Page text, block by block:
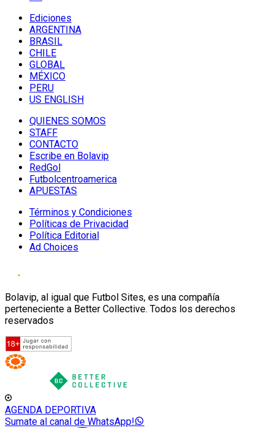
Ediciones
ARGENTINA
BRASIL
CHILE
GLOBAL
MÉXICO
PERU
US ENGLISH
QUIENES SOMOS
STAFF
CONTACTO
Escribe en Bolavip
RedGol
Futbolcentroamerica
APUESTAS
Términos y Condiciones
Políticas de Privacidad
Política Editorial
Ad Choices
Bolavip, al igual que Futbol Sites, es una compañía
perteneciente a Better Collective. Todos los derechos
reservados
AGENDA DEPORTIVA
Sumate al canal de WhatsApp!